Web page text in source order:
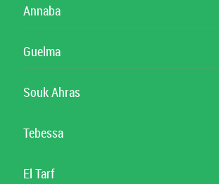
Annaba
Guelma
Souk Ahras
Tebessa
El Tarf